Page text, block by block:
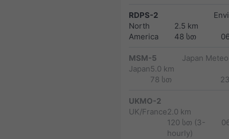
RDPS-2
North
America
2.5 km
48 სთ
MSM-5
Japan5.0 km
78 სთ
Japan
UKMO-2
UK/France2.0 km
120 სთ (3-
hourly)